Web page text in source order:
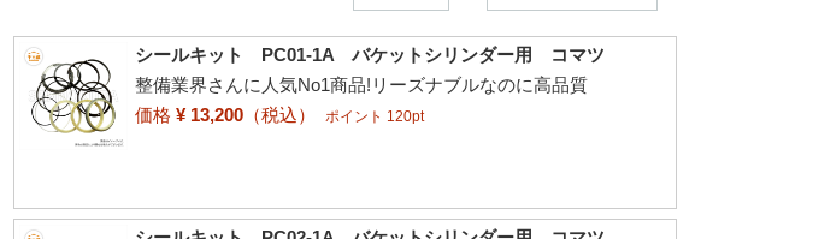
シールキット PC01-1A バケットシリンダー用 コマツ
整備業界さんに人気No1商品!リーズナブルなのに高品質
価格 ¥ 13,200 （税込） ポイント 120pt